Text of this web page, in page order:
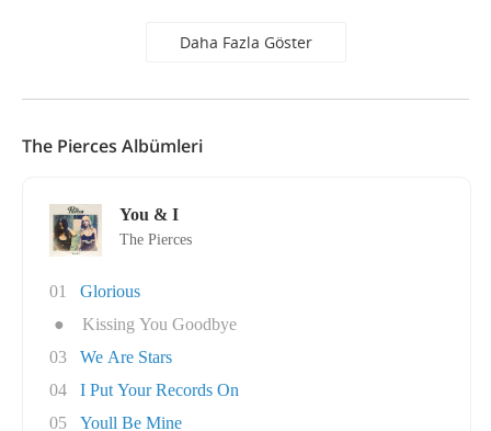
Daha Fazla Göster
The Pierces Albümleri
You & I
The Pierces
01
Glorious
●
Kissing You Goodbye
03
We Are Stars
04
I Put Your Records On
05
Youll Be Mine